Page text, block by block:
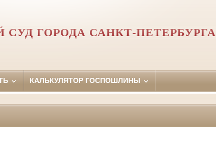
ГОРОДА САНКТ-ПЕТЕРБУРГА
КАЛЬКУЛЯТОР ГОСПОШЛИНЫ